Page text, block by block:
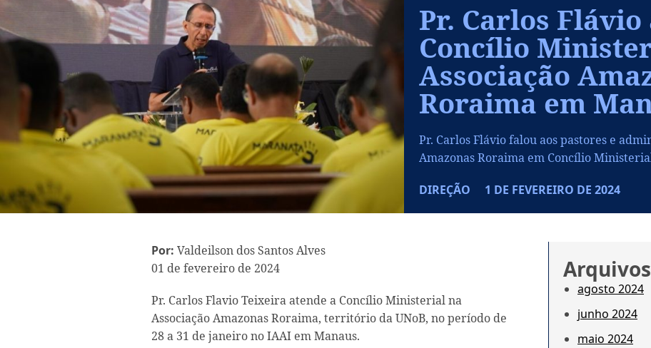
Pr. Carlos Flávio
Concílio
Associação
Roraima em
Pr. Carlos Flávio falou aos pastores e
Amazonas Roraima em Concílio
DIREÇÃO 1 DE FEVEREIRO DE 2024
Por: Valdeilson dos Santos Alves
01 de fevereiro de 2024
Pr. Carlos Flavio Teixeira atende a Concílio Ministerial na
Associação Amazonas Roraima, território da UNoB, no período de
28 a 31 de janeiro no IAAI em Manaus.
Arquivos
agosto 2024
junho 2024
maio 2024